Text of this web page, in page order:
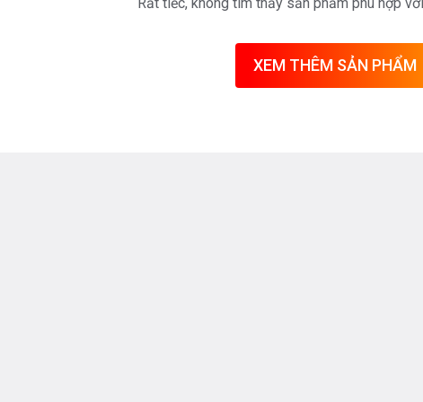
XEM THÊM SẢN PHẨM